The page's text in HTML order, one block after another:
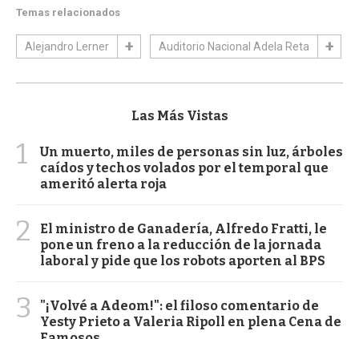
Temas relacionados
Alejandro Lerner Auditorio Nacional Adela Reta
Las Más Vistas
1
Un muerto, miles de personas sin luz, árboles
caídos y techos volados por el temporal que
ameritó alerta roja
2
El ministro de Ganadería, Alfredo Fratti, le
pone un freno a la reducción de la jornada
laboral y pide que los robots aporten al BPS
3
"¡Volvé a Adeom!": el filoso comentario de
Yesty Prieto a Valeria Ripoll en plena Cena de